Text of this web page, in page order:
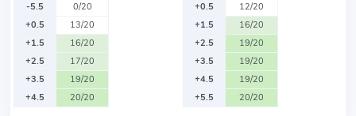
-5.5
0/20
+0.5
13/20
+1.5
16/20
+2.5
17/20
+3.5
19/20
+4.5
20/20
+0.5
12/20
+1.5
16/20
+2.5
19/20
+3.5
19/20
+4.5
19/20
+5.5
20/20